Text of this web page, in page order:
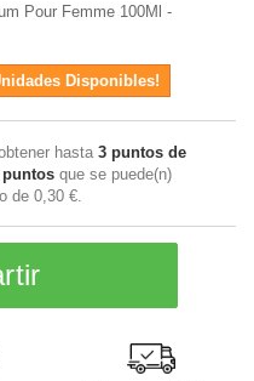
Pour Femme 100Ml -
Disponibles!
hasta 3 puntos de
puntos que se puede(n)
de 0,30 €